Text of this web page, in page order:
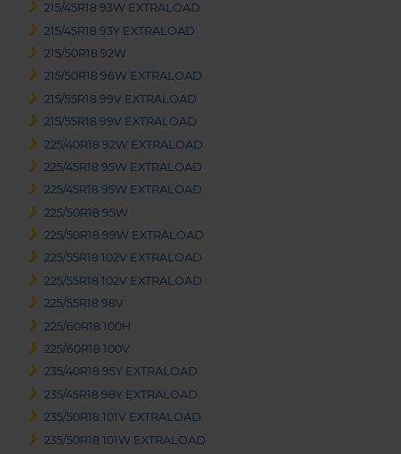
215/45R18 93W EXTRALOAD
215/45R18 93Y EXTRALOAD
215/50R18 92W
215/50R18 96W EXTRALOAD
215/55R18 99V EXTRALOAD
215/55R18 99V EXTRALOAD
225/40R18 92W EXTRALOAD
225/45R18 95W EXTRALOAD
225/45R18 95W EXTRALOAD
225/50R18 95W
225/50R18 99W EXTRALOAD
225/55R18 102V EXTRALOAD
225/55R18 102V EXTRALOAD
225/55R18 98V
225/60R18 100H
225/60R18 100V
235/40R18 95Y EXTRALOAD
235/45R18 98Y EXTRALOAD
235/50R18 101V EXTRALOAD
235/50R18 101W EXTRALOAD